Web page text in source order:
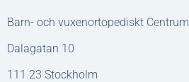
Barn- och vuxenortopediskt Centrum
Dalagatan 10
111 23 Stockholm